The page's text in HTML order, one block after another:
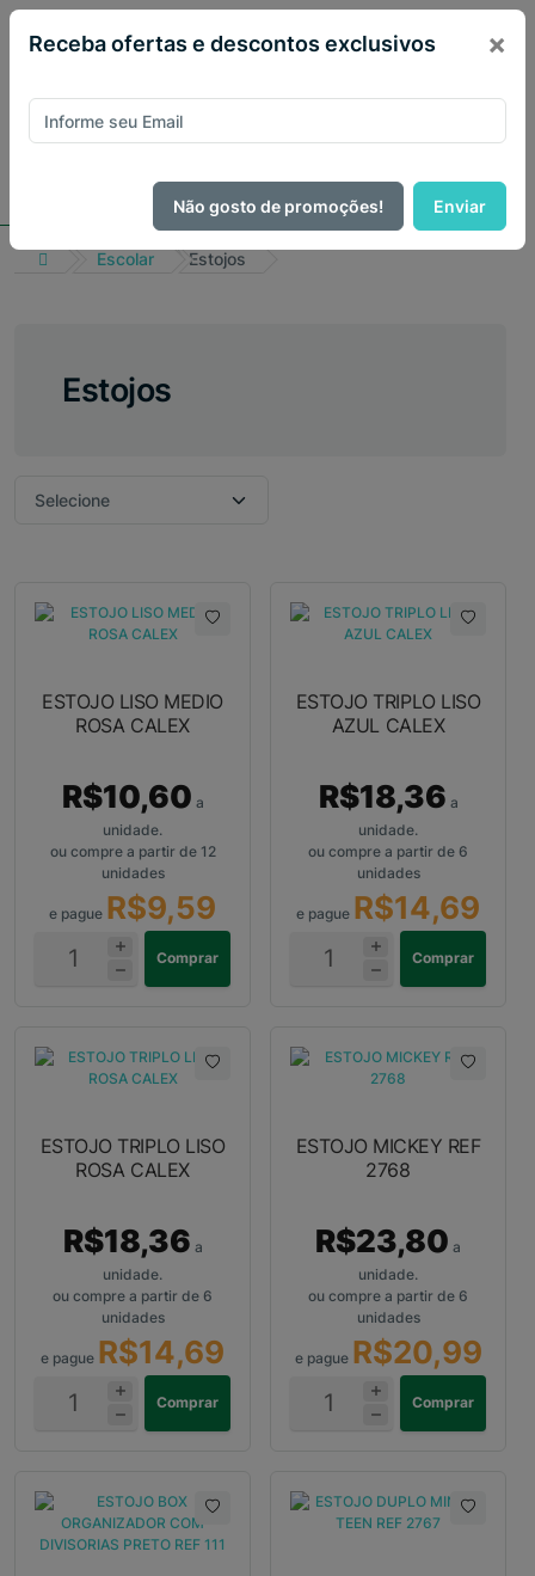
Escolar Estojos
Estojos
ESTOJO LISO MEDIO
ROSA CALEX
R$10,60 a
unidade.
ou compre a partir de 12
unidades
e pague R$9,59
Comprar
ESTOJO TRIPLO LISO
AZUL CALEX
R$18,36 a
unidade.
ou compre a partir de 6
unidades
e pague R$14,69
Comprar
ESTOJO TRIPLO LISO
ROSA CALEX
R$18,36 a
unidade.
ou compre a partir de 6
unidades
e pague R$14,69
Comprar
ESTOJO MICKEY REF
2768
R$23,80 a
unidade.
ou compre a partir de 6
unidades
e pague R$20,99
Comprar
Receba ofertas e descontos exclusivos ×
Não gosto de promoções! Enviar